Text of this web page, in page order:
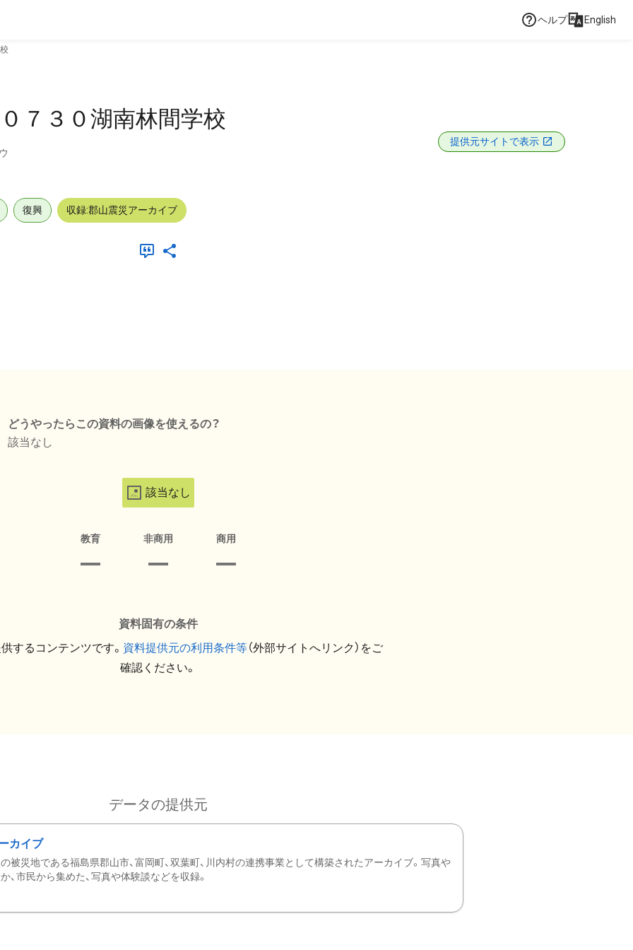
ヘルプ English
７３０湖南林間学校
提供元サイトで表示
復興 収録:郡山震災アーカイブ
どうやったらこの資料の画像を使えるの？
該当なし
該当なし
教育 非商用 商用
資料固有の条件
するコンテンツです。 資料提供元の利用条件等（外部サイトへリンク）をご
確認ください。
データの提供元
カイブ
被災地である福島県郡山市、富岡町、双葉町、川内村の連携事業として構築されたアーカイブ。写真や
、市民から集めた、写真や体験談などを収録。